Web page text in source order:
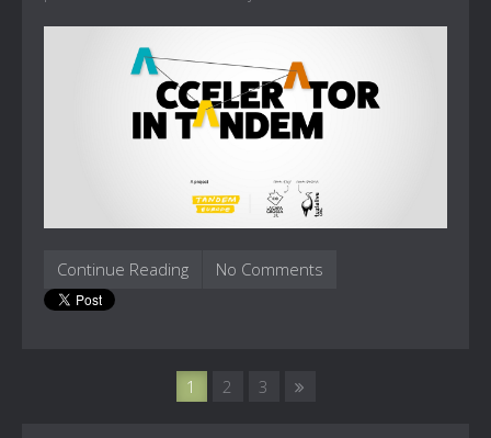
Continue Reading No Comments
1 2 3